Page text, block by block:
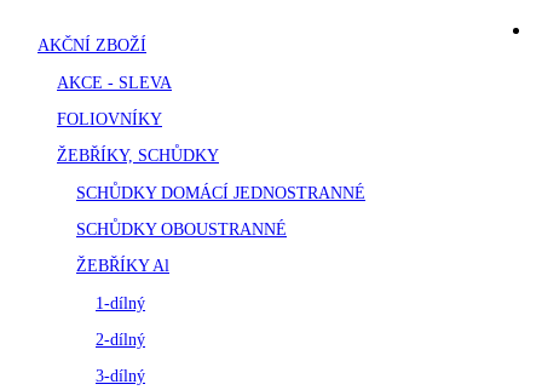
AKČNÍ ZBOŽÍ
AKCE - SLEVA
FOLIOVNÍKY
ŽEBŘÍKY, SCHŮDKY
SCHŮDKY DOMÁCÍ JEDNOSTRANNÉ
SCHŮDKY OBOUSTRANNÉ
ŽEBŘÍKY Al
1-dílný
2-dílný
3-dílný